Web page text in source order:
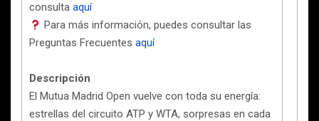
consulta aquí
Para más información, puedes consultar las
Preguntas Frecuentes aquí
Descripción
El Mutua Madrid Open vuelve con toda su energía:
estrellas del circuito ATP y WTA, sorpresas en cada